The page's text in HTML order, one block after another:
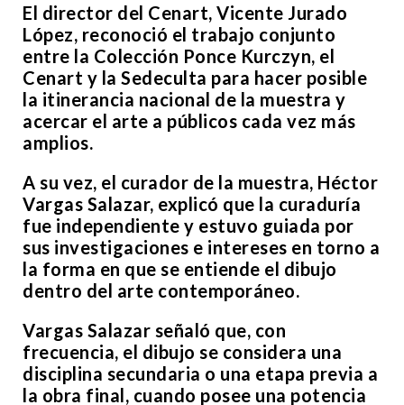
El director del Cenart, Vicente Jurado
López, reconoció el trabajo conjunto
entre la Colección Ponce Kurczyn, el
Cenart y la Sedeculta para hacer posible
la itinerancia nacional de la muestra y
acercar el arte a públicos cada vez más
amplios.
A su vez, el curador de la muestra, Héctor
Vargas Salazar, explicó que la curaduría
fue independiente y estuvo guiada por
sus investigaciones e intereses en torno a
la forma en que se entiende el dibujo
dentro del arte contemporáneo.
Vargas Salazar señaló que, con
frecuencia, el dibujo se considera una
disciplina secundaria o una etapa previa a
la obra final, cuando posee una potencia